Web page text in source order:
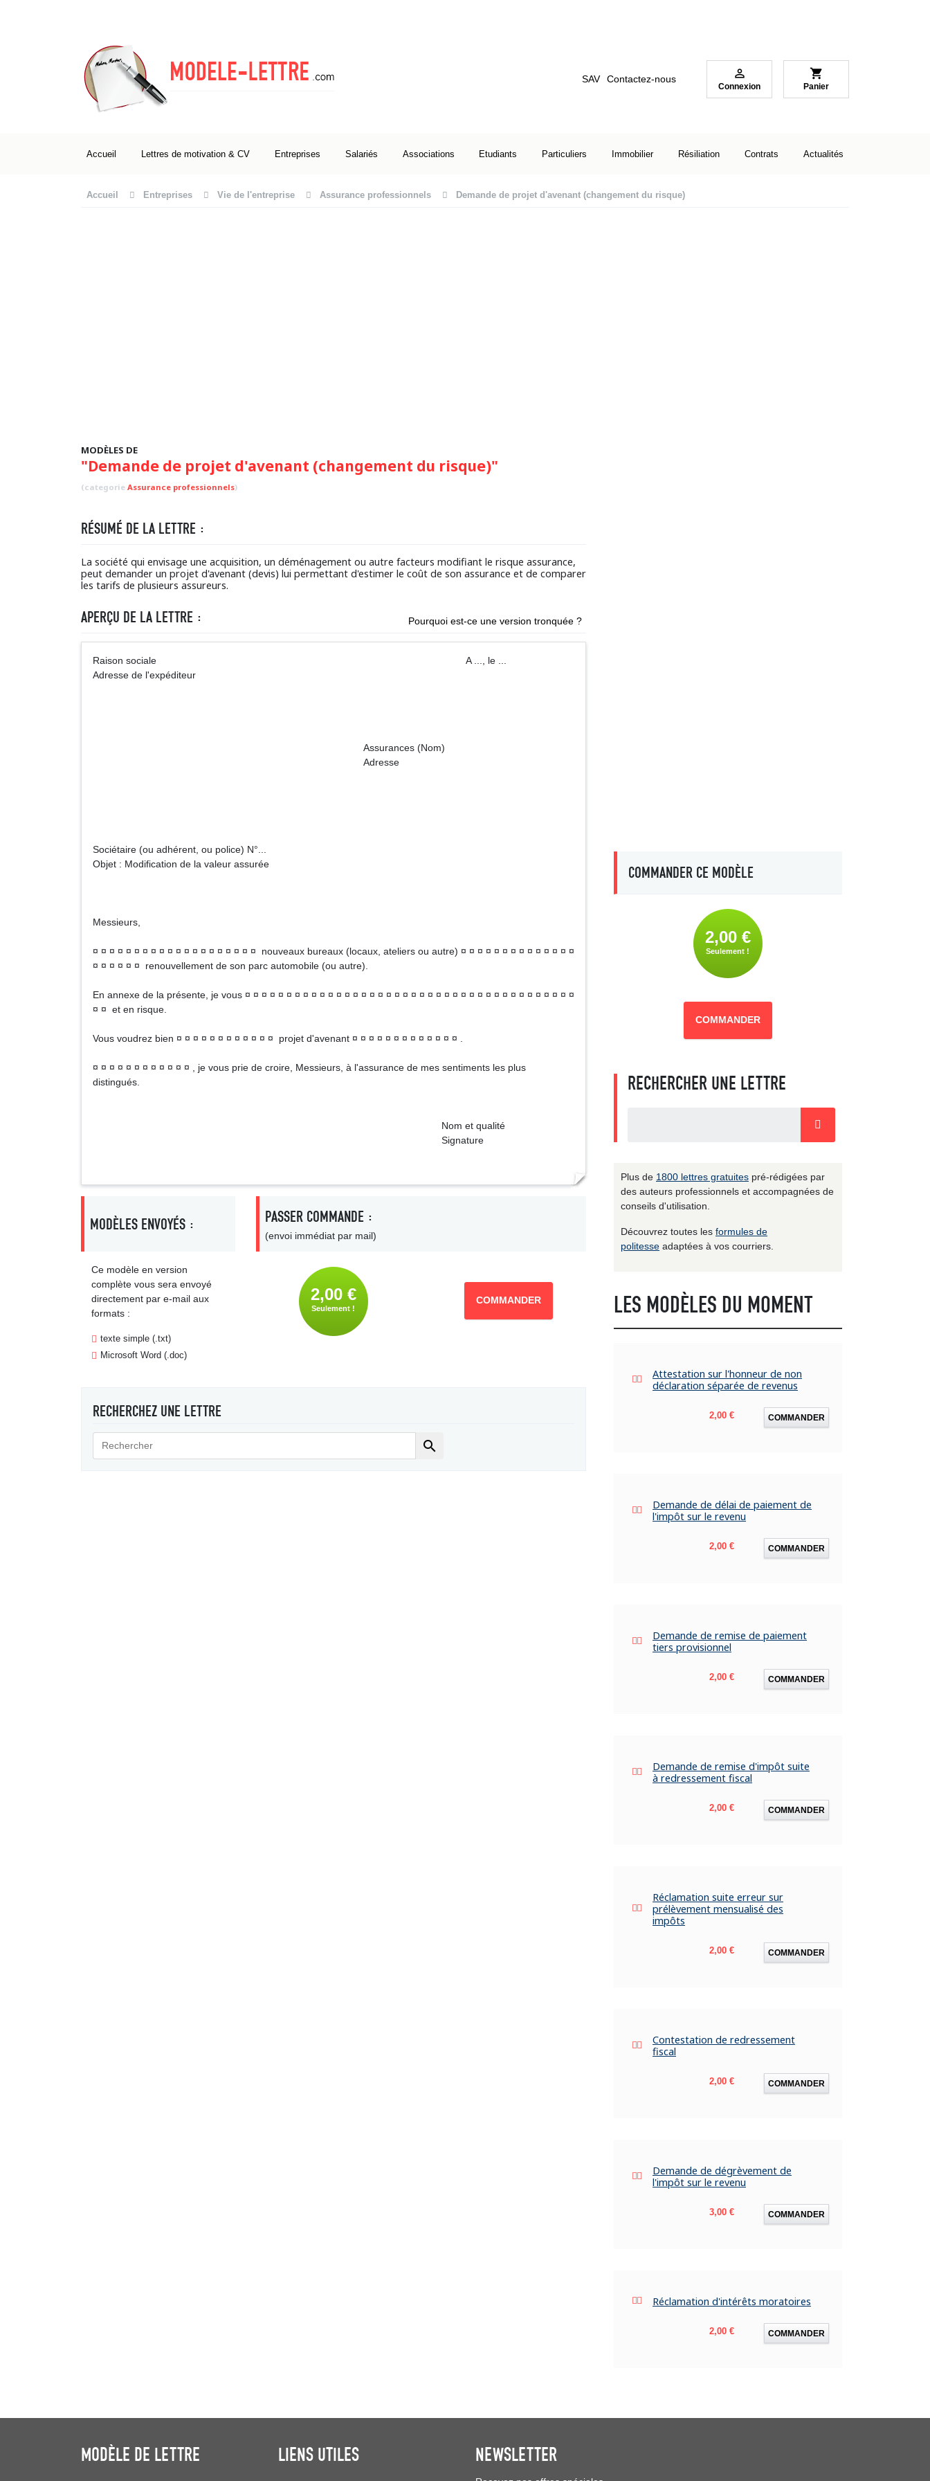
SAV Contactez-nous 
Connexion
shopping_cart
Panier
Accueil Lettres de motivation & CV Entreprises Salariés Associations Etudiants Particuliers Immobilier Résiliation Contrats Actualités
Accueil Entreprises Vie de l'entreprise Assurance professionnels Demande de projet d'avenant (changement du risque)
MODÈLES DE
"Demande de projet d'avenant (changement du risque)"
(categorie Assurance professionnels)
RÉSUMÉ DE LA LETTRE :
La société qui envisage une acquisition, un déménagement ou autre facteurs modifiant le risque assurance,
peut demander un projet d'avenant (devis) lui permettant d'estimer le coût de son assurance et de comparer
les tarifs de plusieurs assureurs.
APERÇU DE LA LETTRE : Pourquoi est-ce une version tronquée ?
Raison sociale A ..., le ...
Adresse de l'expéditeur
Assurances (Nom)
Adresse
Sociétaire (ou adhérent, ou police) N°...
Objet : Modification de la valeur assurée
Messieurs,
¤ ¤ ¤ ¤ ¤ ¤ ¤ ¤ ¤ ¤ ¤ ¤ ¤ ¤ ¤ ¤ ¤ ¤ ¤ ¤ nouveaux bureaux (locaux, ateliers ou autre) ¤ ¤ ¤ ¤ ¤ ¤ ¤ ¤ ¤ ¤ ¤ ¤ ¤ ¤
¤ ¤ ¤ ¤ ¤ ¤ renouvellement de son parc automobile (ou autre).
En annexe de la présente, je vous ¤ ¤ ¤ ¤ ¤ ¤ ¤ ¤ ¤ ¤ ¤ ¤ ¤ ¤ ¤ ¤ ¤ ¤ ¤ ¤ ¤ ¤ ¤ ¤ ¤ ¤ ¤ ¤ ¤ ¤ ¤ ¤ ¤ ¤ ¤ ¤ ¤ ¤ ¤ ¤
¤ ¤ et en risque.
Vous voudrez bien ¤ ¤ ¤ ¤ ¤ ¤ ¤ ¤ ¤ ¤ ¤ ¤ projet d'avenant ¤ ¤ ¤ ¤ ¤ ¤ ¤ ¤ ¤ ¤ ¤ ¤ ¤ .
¤ ¤ ¤ ¤ ¤ ¤ ¤ ¤ ¤ ¤ ¤ ¤ , je vous prie de croire, Messieurs, à l'assurance de mes sentiments les plus
distingués.
Nom et qualité
Signature
MODÈLES ENVOYÉS :
Ce modèle en version
complète vous sera envoyé
directement par e-mail aux
formats :
texte simple (.txt)
Microsoft Word (.doc)
PASSER COMMANDE :
(envoi immédiat par mail)
2,00 €
Seulement !
COMMANDER
RECHERCHEZ UNE LETTRE

COMMANDER CE MODÈLE
2,00 €
Seulement !
COMMANDER
RECHERCHER UNE LETTRE
Plus de 1800 lettres gratuites pré-rédigées par
des auteurs professionnels et accompagnées de
conseils d'utilisation.
Découvrez toutes les formules de
politesse adaptées à vos courriers.
LES MODÈLES DU MOMENT
Attestation sur l'honneur de non
déclaration séparée de revenus
Prix
2,00 € COMMANDER
Demande de délai de paiement de
l'impôt sur le revenu
Prix
2,00 € COMMANDER
Demande de remise de paiement
tiers provisionnel
Prix
2,00 € COMMANDER
Demande de remise d'impôt suite
à redressement fiscal
Prix
2,00 € COMMANDER
Réclamation suite erreur sur
prélèvement mensualisé des
impôts
Prix
2,00 € COMMANDER
Contestation de redressement
fiscal
Prix
2,00 € COMMANDER
Demande de dégrèvement de
l'impôt sur le revenu
Prix
3,00 € COMMANDER
Réclamation d'intérêts moratoires
Prix
2,00 € COMMANDER
MODÈLE DE LETTRE LIENS UTILES NEWSLETTER